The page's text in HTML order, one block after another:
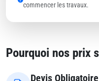
commencer les travaux.
Pourquoi nos prix
Devis Obligatoire